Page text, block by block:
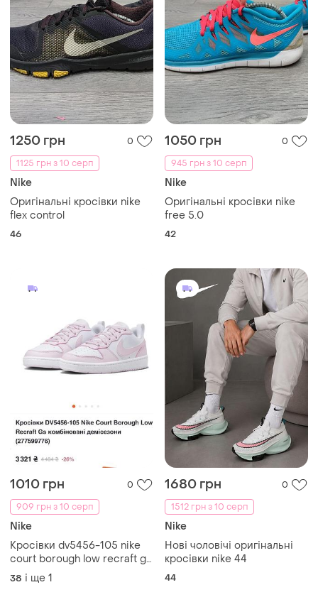
1250 грн
0
1125 грн з 10 серп
Nike
Оригінальні кросівки nike
flex control
46
1050 грн
0
945 грн з 10 серп
Nike
Оригінальні кросівки nike
free 5.0
42
1010 грн
0
909 грн з 10 серп
Nike
Кросівки dv5456-105 nike
court borough low recraft gs
комбіновані демісезони
жіночі кросівки nike 38
38 і ще 1
1680 грн
0
1512 грн з 10 серп
Nike
Нові чоловічі оригінальні
кросівки nike 44
44